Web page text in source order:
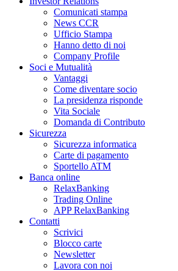
Comunicati stampa
News CCR
Ufficio Stampa
Hanno detto di noi
Company Profile
Soci e Mutualità
Vantaggi
Come diventare socio
La presidenza risponde
Vita Sociale
Domanda di Contributo
Sicurezza
Sicurezza informatica
Carte di pagamento
Sportello ATM
Banca online
RelaxBanking
Trading Online
APP RelaxBanking
Contatti
Scrivici
Blocco carte
Newsletter
Lavora con noi